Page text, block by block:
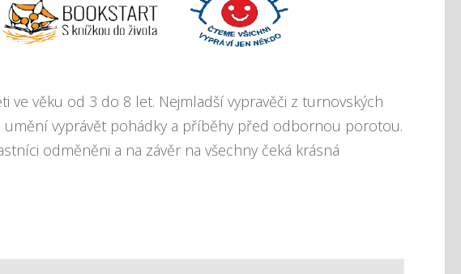
věku od 3 do 8 let. Nejmladší vypravěči z turnovských
vyprávět pohádky a příběhy před odbornou porotou.
odměněni a na závěr na všechny čeká krásná